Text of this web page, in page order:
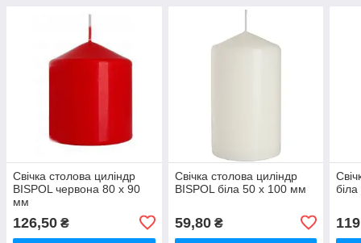
Свічка столова циліндр
BISPOL червона 80 х 90
мм
126,50 ₴
Свічка столова циліндр
BISPOL біла 50 х 100 мм
59,80₴